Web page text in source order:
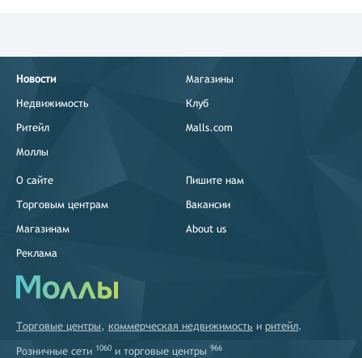
Новости
Недвижимость
Ритейл
Моллы
Магазины
Клуб
Malls.com
О сайте
Торговым центрам
Магазинам
Реклама
Пишите нам
Вакансии
About us
Торговые центры, коммерческая недвижимость и ритейл.
Розничные сети 1060 и торговые центры 966